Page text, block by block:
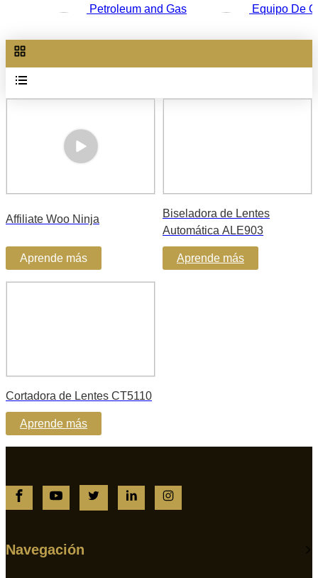
Petroleum and Gas Equipo De
Affiliate Woo Ninja
Aprende más
Biseladora de Lentes
Automática ALE903
Aprende más
Cortadora de Lentes CT5110
Aprende más
Navegación